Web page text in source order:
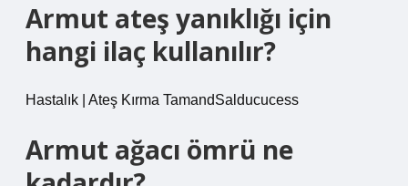
Armut ateş yanıklığı için
hangi ilaç kullanılır?
Hastalık | Ateş Kırma TamandSalducucess
Armut ağacı ömrü ne